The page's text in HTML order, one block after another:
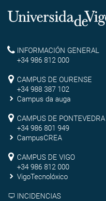
Universidade
Vigo
Reitoría
INFORMACIÓN GENERAL
+34 986 812 000
Campus
de
Ourense
CAMPUS DE OURENSE
+34 988 387 102
Campus da auga
Campus
de
Pontevedra
CAMPUS DE PONTEVEDRA
+34 986 801 949
CampusCREA
Campus
de
Vigo
CAMPUS DE VIGO
+34 986 812 000
VigoTecnolóxico
INCIDENCIAS